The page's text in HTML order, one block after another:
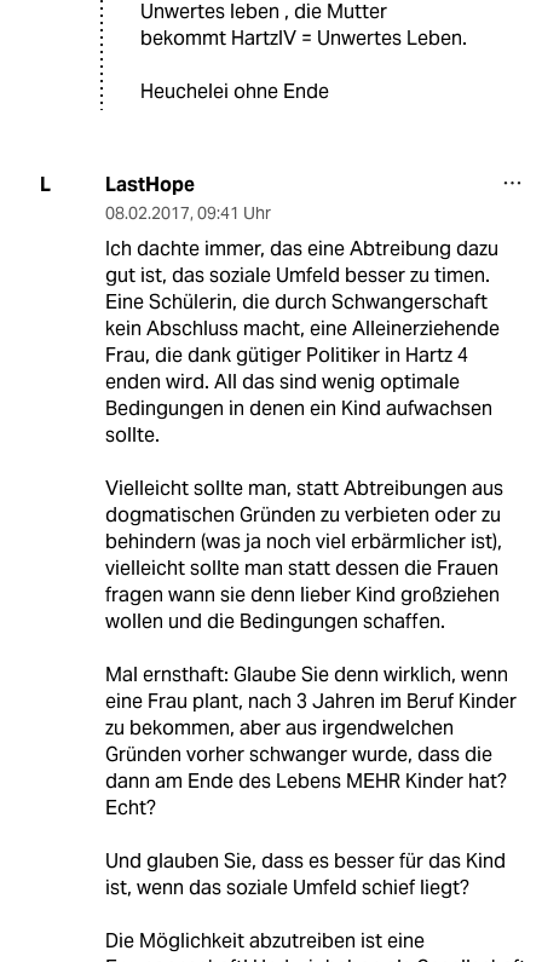
Unwertes leben , die Mutter
bekommt HartzIV = Unwertes Leben.
Heuchelei ohne Ende
L LastHope
08.02.2017, 09:41 Uhr
Ich dachte immer, das eine Abtreibung dazu
gut ist, das soziale Umfeld besser zu timen.
Eine Schülerin, die durch Schwangerschaft
kein Abschluss macht, eine Alleinerziehende
Frau, die dank gütiger Politiker in Hartz 4
enden wird. All das sind wenig optimale
Bedingungen in denen ein Kind aufwachsen
sollte.
Vielleicht sollte man, statt Abtreibungen aus
dogmatischen Gründen zu verbieten oder zu
behindern (was ja noch viel erbärmlicher ist),
vielleicht sollte man statt dessen die Frauen
fragen wann sie denn lieber Kind großziehen
wollen und die Bedingungen schaffen.
Mal ernsthaft: Glaube Sie denn wirklich, wenn
eine Frau plant, nach 3 Jahren im Beruf Kinder
zu bekommen, aber aus irgendwelchen
Gründen vorher schwanger wurde, dass die
dann am Ende des Lebens MEHR Kinder hat?
Echt?
Und glauben Sie, dass es besser für das Kind
ist, wenn das soziale Umfeld schief liegt?
Die Möglichkeit abzutreiben ist eine